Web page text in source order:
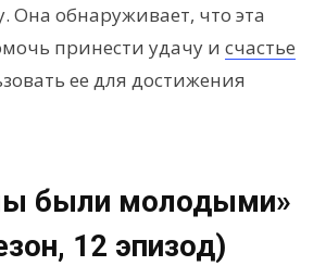
Она обнаруживает, что эта
принести удачу и счастье
ее для достижения
были молодыми»
12 эпизод)